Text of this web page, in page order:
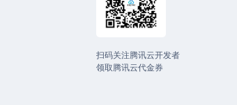
扫码关注腾讯云开发者
领取腾讯云代金券